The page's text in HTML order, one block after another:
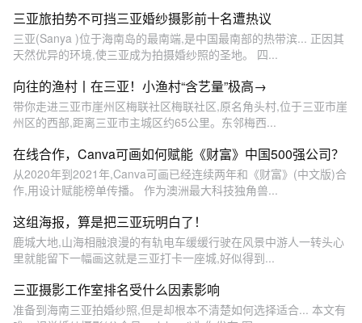
三亚旅拍势不可挡三亚婚纱摄影前十名遭热议
三亚(Sanya )位于海南岛的最南端,是中国最南部的热带滨... 正因其
天然优异的环境,使三亚成为拍摄婚纱照的圣地。 四...
向往的渔村丨在三亚！小渔村“含艺量”极高→
带你走进三亚市崖州区梅联社区梅联社区,原名角头村,位于三亚市崖
州区的西部,距离三亚市主城区约65公里。东邻梅西...
在线合作，Canva可画如何赋能《财富》中国500强公司？
从2020年到2021年,Canva可画已经连续两年和《财富》(中文版)合
作,用设计赋能榜单传播。 作为澳洲最大科技独角兽...
这组海报，算是把三亚玩明白了！
鹿城大地,山海相融浪漫的有轨电车缓缓行驶在风景中游人一转头心
里就能留下一幅画这就是三亚打卡一座城,好似得到...
三亚摄影工作室排名受什么因素影响
准备到海南三亚拍婚纱照,但是却根本不清楚如何选择适合... 本文有